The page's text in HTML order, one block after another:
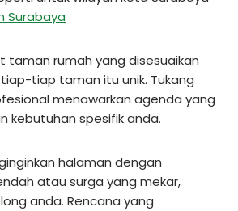
Surabaya
taman rumah yang disesuaikan
tiap taman itu unik. Tukang
menawarkan agenda yang
kebutuhan spesifik anda.
halaman dengan
atau surga yang mekar,
anda. Rencana yang